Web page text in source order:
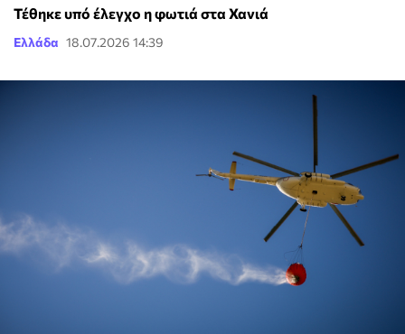
Τέθηκε υπό έλεγχο η φωτιά στα Χανιά
Ελλάδα 18.07.2026 14:39